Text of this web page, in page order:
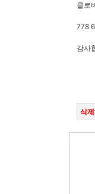
클로
778
감사
삭제